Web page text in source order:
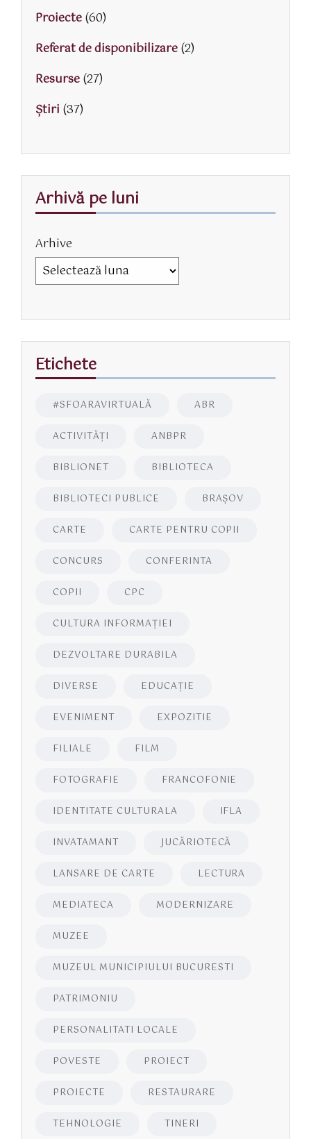
Proiecte(60)
Referat de disponibilizare(2)
Resurse(27)
Știri (37)
Arhivă pe luni
Arhive
Etichete
#SFOARAVIRTUALĂ ABR
ACTIVITĂŢI ANBPR
BIBLIONET BIBLIOTECA
BIBLIOTECI PUBLICE BRAŞOV
CARTE CARTE PENTRU COPII
CONCURS CONFERINTA
COPII CPC
CULTURA INFORMAŢIEI
DEZVOLTARE DURABILA
DIVERSE EDUCAŢIE
EVENIMENT EXPOZITIE
FILIALE FILM
FOTOGRAFIE FRANCOFONIE
IDENTITATE CULTURALA IFLA
INVATAMANT JUCĂRIOTECĂ
LANSARE DE CARTE LECTURA
MEDIATECA MODERNIZARE
MUZEE
MUZEUL MUNICIPIULUI BUCURESTI
PATRIMONIU
PERSONALITATI LOCALE
POVESTE PROIECT
PROIECTE RESTAURARE
TEHNOLOGIE TINERI